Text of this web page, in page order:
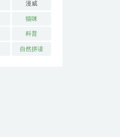
漫威
猫咪
科普
自然拼读